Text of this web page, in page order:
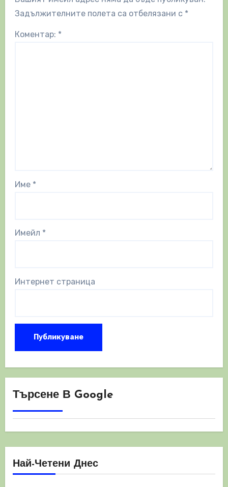
Задължителните полета са отбелязани с *
Коментар: *
Име *
Имейл *
Интернет страница
Търсене В Google
Най-Четени Днес